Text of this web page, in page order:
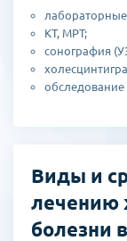
соответственно.
Если же размер
вмешательства,
Обе операции
вмешательство,
КТ, МРТ;
сонография
Виды и
лечению
болезни